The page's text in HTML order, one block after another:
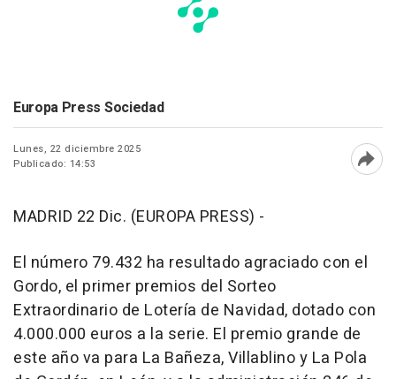
Europa Press Sociedad
Lunes, 22 diciembre 2025
Publicado: 14:53
MADRID 22 Dic. (EUROPA PRESS) -
El número 79.432 ha resultado agraciado con el
Gordo, el primer premios del Sorteo
Extraordinario de Lotería de Navidad, dotado con
4.000.000 euros a la serie. El premio grande de
este año va para La Bañeza, Villablino y La Pola